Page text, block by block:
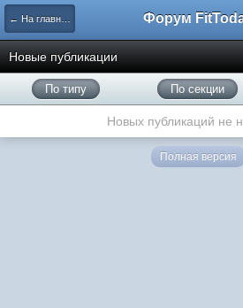
← На главную Форум
Новые публикации
По типу По секции
Новых публикаций не
Полная версия